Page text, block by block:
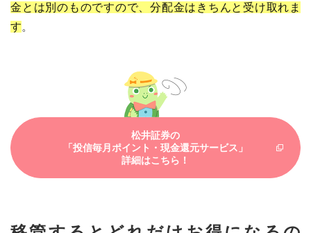
金とは別のものですので、分配金はきちんと受け取れま
す。
松井証券の
「投信毎月ポイント・現金還元サービス」
詳細はこちら！